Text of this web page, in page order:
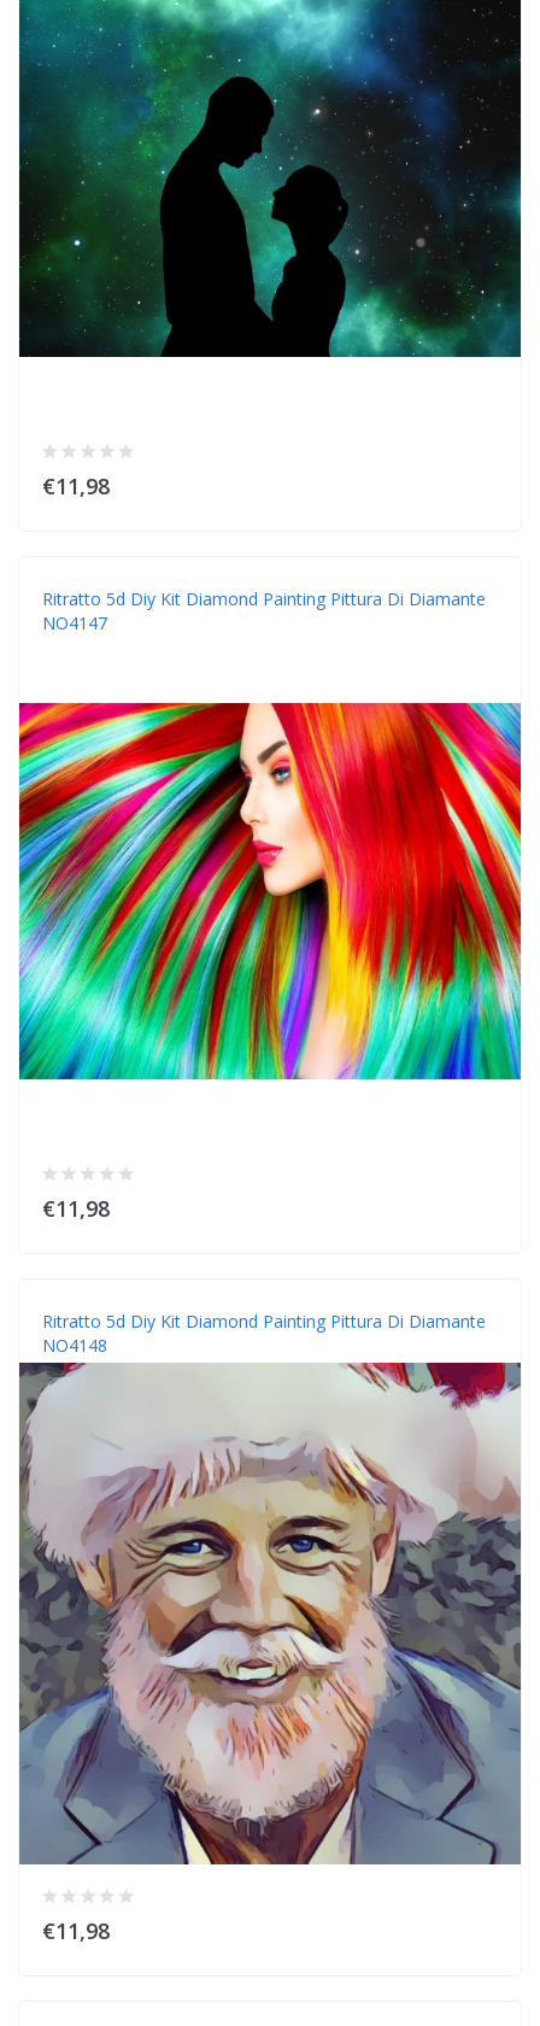
€11,98
Ritratto 5d Diy Kit Diamond Painting Pittura Di Diamante
NO4147
€11,98
Ritratto 5d Diy Kit Diamond Painting Pittura Di Diamante
NO4148
€11,98